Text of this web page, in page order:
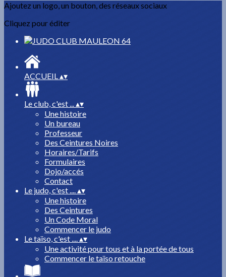
Ajoutez un logo, un bouton, des réseaux sociaux
Cliquez pour éditer
ACCUEIL▴▾
Le club, c'est ...▴▾
Une histoire
Un bureau
Professeur
Des Ceintures Noires
Horaires/Tarifs
Formulaires
Dojo/accés
Contact
Le judo, c'est ....▴▾
Une histoire
Des Ceintures
Un Code Moral
Commencer le judo
Le taïso, c'est ....▴▾
Une activité pour tous et à la portée de tous
Commencer le taïso retouche